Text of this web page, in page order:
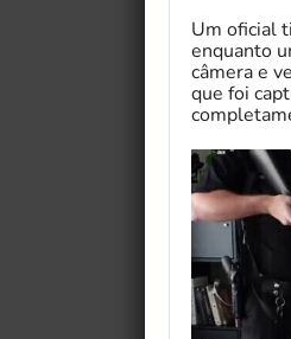
Um oficial
enquanto
câmera e
que foi